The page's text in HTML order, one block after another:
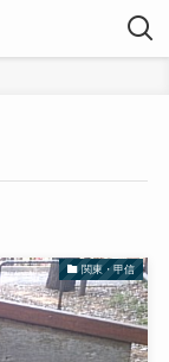
関東・甲信